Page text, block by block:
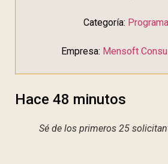
Categoría:
Empresa: Mensoft
Hace 48 minutos
Sé de los primeros 25